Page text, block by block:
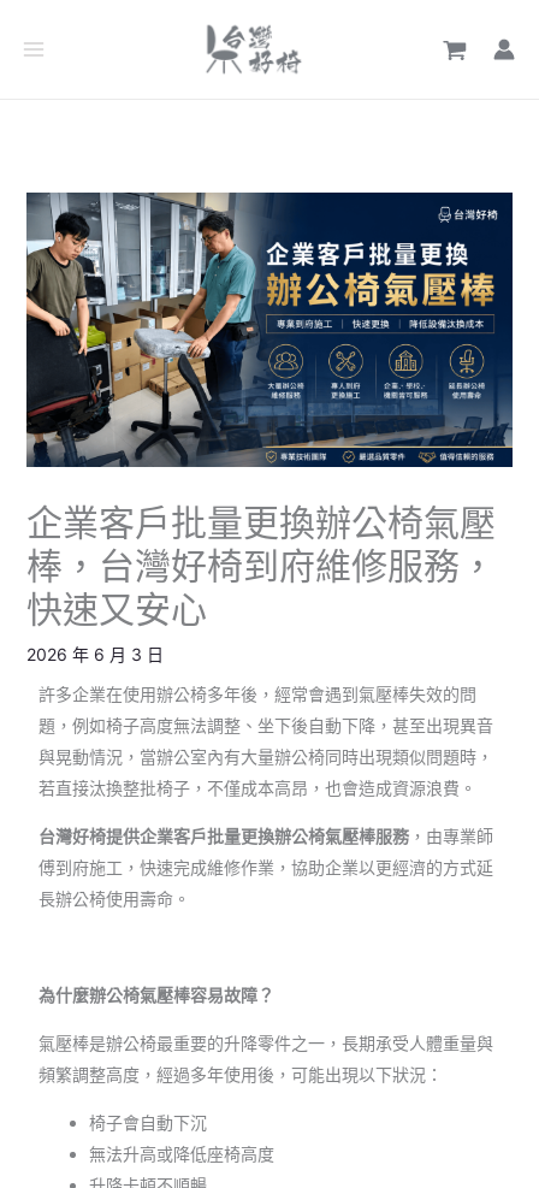
企業客戶批量更換辦公椅氣壓
棒，台灣好椅到府維修服務，
快速又安心
2026 年 6 月 3 日
許多企業在使用辦公椅多年後，經常會遇到氣壓棒失效的問
題，例如椅子高度無法調整、坐下後自動下降，甚至出現異音
與晃動情況，當辦公室內有大量辦公椅同時出現類似問題時，
若直接汰換整批椅子，不僅成本高昂，也會造成資源浪費。
台灣好椅提供企業客戶批量更換辦公椅氣壓棒服務，由專業師
傅到府施工，快速完成維修作業，協助企業以更經濟的方式延
長辦公椅使用壽命。
為什麼辦公椅氣壓棒容易故障？
氣壓棒是辦公椅最重要的升降零件之一，長期承受人體重量與
頻繁調整高度，經過多年使用後，可能出現以下狀況：
椅子會自動下沉
無法升高或降低座椅高度
章